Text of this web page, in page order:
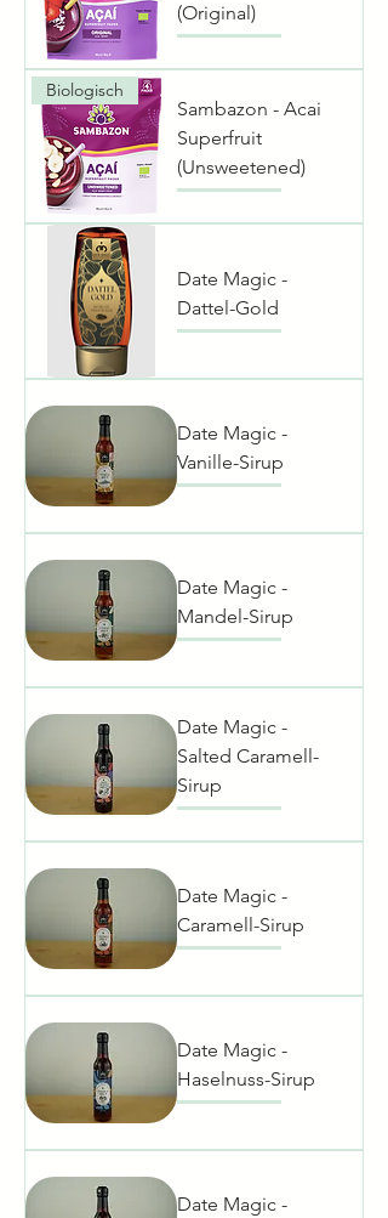
(Original)
Biologisch
Sambazon - Acai
Superfruit
(Unsweetened)
Date Magic -
Dattel-Gold
Date Magic -
Vanille-Sirup
Date Magic -
Mandel-Sirup
Date Magic -
Salted Caramell-
Sirup
Date Magic -
Caramell-Sirup
Date Magic -
Haselnuss-Sirup
Date Magic -